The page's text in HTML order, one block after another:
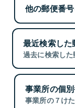
他の郵便番
最近検索した
過去に検索した
事業所の個
事業所の７け